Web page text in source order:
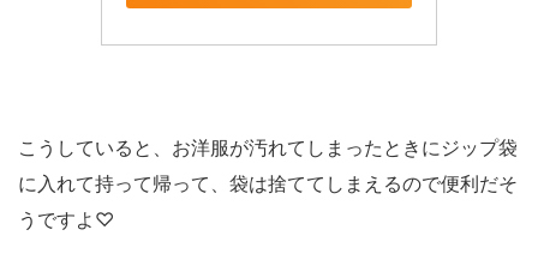
こうしていると、お洋服が汚れてしまったときにジップ袋
に入れて持って帰って、袋は捨ててしまえるので便利だそ
うですよ♡